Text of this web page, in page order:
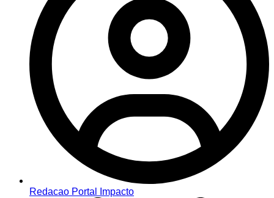
Redacao Portal Impacto